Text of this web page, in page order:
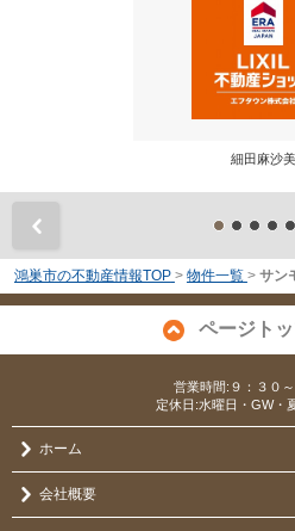
細田麻沙美
鴻巣市の不動産情報TOP > 物件一覧 > サン
ページト
営業時間:９：３０
定休日:水曜日・GW・
ホーム
会社概要